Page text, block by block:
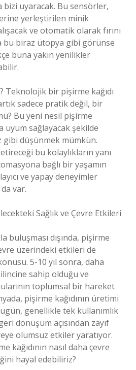
uyaracak. Bu sensörler,
yerleştirilen minik
ve otomatik olarak fırını
bu biraz ütopya gibi görünse
buna yakın yenilikler
Teknolojik bir pişirme kağıdı
sadece pratik değil, bir
Bu yeni nesil pişirme
uyum sağlayacak şekilde
gibi düşünmek mümkün.
bu kolaylıkların yanı
bağlı bir yaşamın
ve yapay deneyimler
var.
Sağlık ve Çevre Etkileri
dışında, pişirme
üzerindeki etkileri de
5-10 yıl sonra, daha
sahip olduğu ve
toplumsal bir hareket
pişirme kağıdının üretimi
genellikle tek kullanımlık
dönüşüm açısından zayıf
olumsuz etkiler yaratıyor.
kağıdının nasıl daha çevre
hayal edebiliriz?